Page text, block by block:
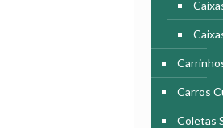
Carros
Coletas